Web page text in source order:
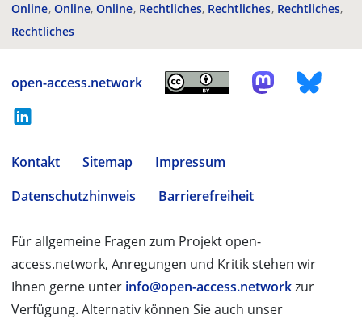
Online Online Online Rechtliches Rechtliches Rechtliches
Rechtliches
open-access.network
Kontakt Sitemap
Impressum
Datenschutzhinweis
Barrierefreiheit
Für allgemeine Fragen zum Projekt open-
access.network, Anregungen und Kritik stehen wir
Ihnen gerne unter info@open-access.networkzur
Verfügung. Alternativ können Sie auch unser